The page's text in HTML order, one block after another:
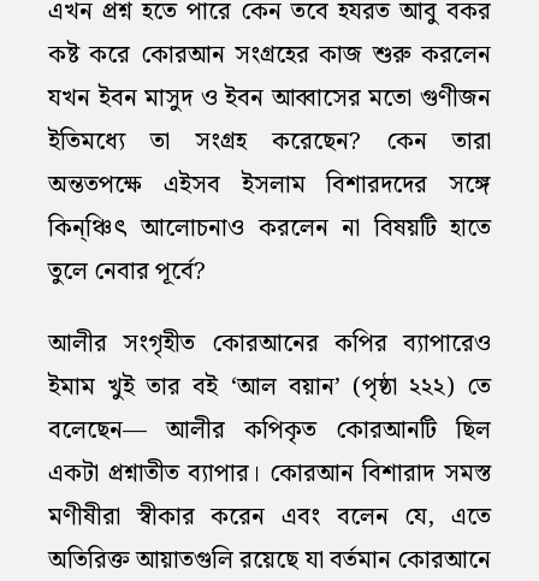
এখন প্রশ্ন হতে পারে কেন তবে হযরত আবু বকর
কষ্ট করে কোরআন সংগ্রহের কাজ শুরু করলেন
যখন ইবন মাসুদ ও ইবন আব্বাসের মতো গুণীজন
ইতিমধ্যে তা সংগ্রহ করেছেন? কেন তারা
অন্ততপক্ষে এইসব ইসলাম বিশারদদের সঙ্গে
কিন্ঞ্চিৎ আলোচনাও করলেন না বিষয়টি হাতে
তুলে নেবার পূর্বে?
আলীর সংগৃহীত কোরআনের কপির ব্যাপারেও
ইমাম খুই তার বই ‘আল বয়ান’ (পৃষ্ঠা ২২২) তে
বলেছেন— আলীর কপিকৃত কোরআনটি ছিল
একটা প্রশ্নাতীত ব্যাপার। কোরআন বিশারাদ সমস্ত
মণীষীরা স্বীকার করেন এবং বলেন যে, এতে
অতিরিক্ত আয়াতগুলি রয়েছে যা বর্তমান কোরআনে